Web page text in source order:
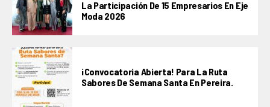
La Participación De 15 Empresarios En Eje
Moda 2026
¡Convocatoria Abierta! Para La Ruta
Sabores De Semana Santa En Pereira.